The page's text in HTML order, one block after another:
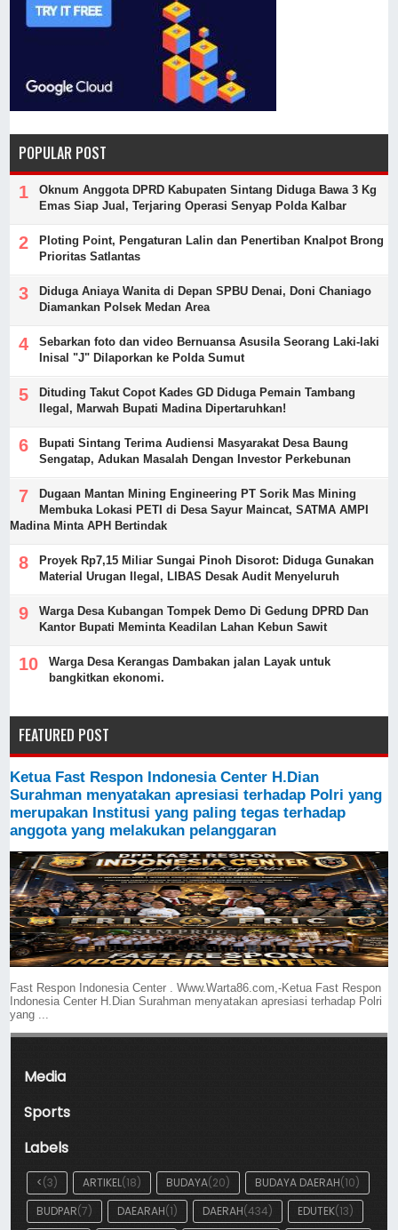
POPULAR POST
Oknum Anggota DPRD Kabupaten Sintang Diduga Bawa 3 Kg
Emas Siap Jual, Terjaring Operasi Senyap Polda Kalbar
Ploting Point, Pengaturan Lalin dan Penertiban Knalpot Brong
Prioritas Satlantas
Diduga Aniaya Wanita di Depan SPBU Denai, Doni Chaniago
Diamankan Polsek Medan Area
Sebarkan foto dan video Bernuansa Asusila Seorang Laki-laki
Inisal "J" Dilaporkan ke Polda Sumut
Dituding Takut Copot Kades GD Diduga Pemain Tambang
Ilegal, Marwah Bupati Madina Dipertaruhkan!
Bupati Sintang Terima Audiensi Masyarakat Desa Baung
Sengatap, Adukan Masalah Dengan Investor Perkebunan
Dugaan Mantan Mining Engineering PT Sorik Mas Mining
Membuka Lokasi PETI di Desa Sayur Maincat, SATMA AMPI
Madina Minta APH Bertindak
Proyek Rp7,15 Miliar Sungai Pinoh Disorot: Diduga Gunakan
Material Urugan Ilegal, LIBAS Desak Audit Menyeluruh
Warga Desa Kubangan Tompek Demo Di Gedung DPRD Dan
Kantor Bupati Meminta Keadilan Lahan Kebun Sawit
Warga Desa Kerangas Dambakan jalan Layak untuk
bangkitkan ekonomi.
FEATURED POST
Ketua Fast Respon Indonesia Center H.Dian
Surahman menyatakan apresiasi terhadap Polri yang
merupakan Institusi yang paling tegas terhadap
anggota yang melakukan pelanggaran
Fast Respon Indonesia Center . Www.Warta86.com,-Ketua Fast Respon
Indonesia Center H.Dian Surahman menyatakan apresiasi terhadap Polri
yang ...
Media
Sports
Labels
<(3) ARTIKEL(18) BUDAYA(20) BUDAYA DAERAH(10)
BUDPAR(7) DAEARAH(1) DAERAH(434) EDUTEK(13)